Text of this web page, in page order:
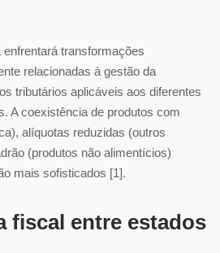
transformações
relacionadas à gestão da
tributários aplicáveis aos diferentes
A coexistência de produtos com
alíquotas reduzidas (outros
(produtos não alimentícios)
mais sofisticados [1].
fiscal entre estados